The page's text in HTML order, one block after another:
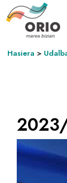
Hasiera >